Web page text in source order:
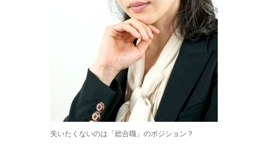
失いたくないのは「総合職」のポジション？